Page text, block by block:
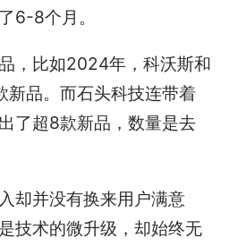
6-8个月。
，比如2024年，科沃斯和
新品。而石头科技连带着
了超8款新品，数量是去
却并没有换来用户满意
技术的微升级，却始终无